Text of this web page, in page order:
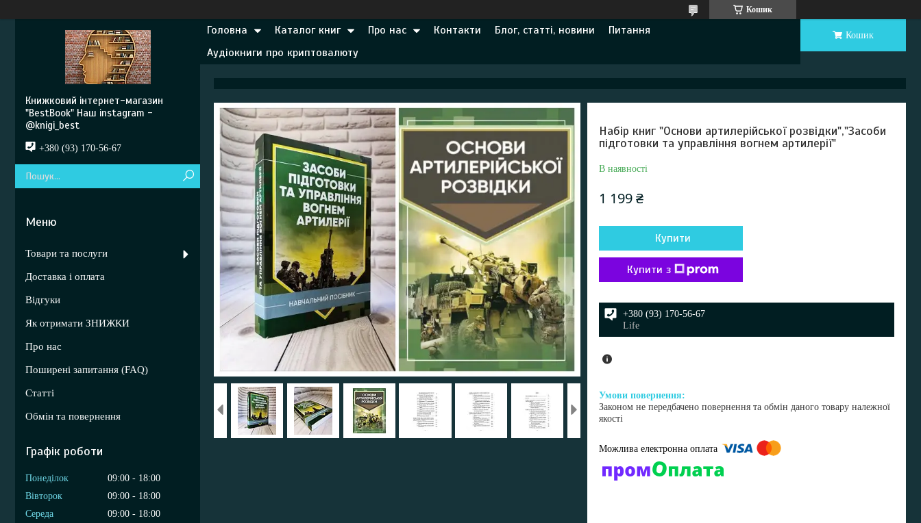
Кошик
Головна Каталог книг Про нас Контакти Блог, статті, новини
Питання
Аудіокниги про криптовалюту
Кошик
Набір книг "Основи артилерійської розвідки","Засоби
підготовки та управління вогнем артилерії"
В наявності
1 199 ₴
Купити
Купити з
+380 (93) 170-56-67
Life
Законом не передбачено повернення та обмін даного товару належної
якості
Книжковий інтернет-магазин
"BestBook" Наш instagram -
@knigi_best
+380 (93) 170-56-67
Товари та послуги
Доставка і оплата
Відгуки
Як отримати ЗНИЖКИ
Про нас
Поширені запитання (FAQ)
Статті
Обмін та повернення
Графік роботи
Понеділок 09:00
18:00
Вівторок
09:00
18:00
Середа
09:00
18:00